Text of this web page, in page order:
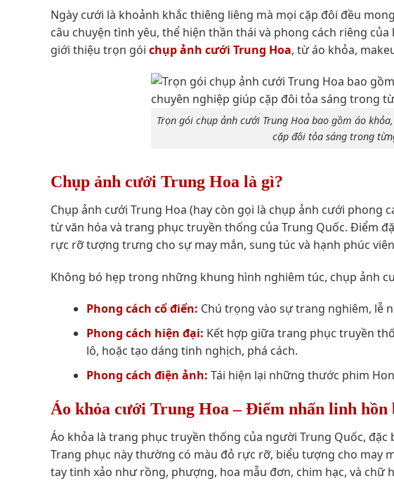
Ngày cưới là khoảnh khắc thiêng liêng mà mọi cặp đôi đều
câu chuyện tình yêu, thể hiện thần thái và phong cách riêng của
giới thiệu trọn gói chụp ảnh cưới Trung Hoa, từ áo khỏa,
Trọn gói chụp ảnh cưới Trung Hoa bao gồm áo
cặp đôi tỏa sáng trong
Chụp ảnh cưới Trung Hoa là gì?
Chụp ảnh cưới Trung Hoa (hay còn gọi là chụp ảnh cưới phong
từ văn hóa và trang phục truyền thống của Trung Quốc. Điểm
rực rỡ tượng trưng cho sự may mắn, sung túc và hạnh phúc
Không bó hẹp trong những khung hình nghiêm túc, chụp ảnh
Phong cách cổ điển: Chú trọng vào sự trang nghiêm, lễ
Phong cách hiện đại: Kết hợp giữa trang phục truyền
lô, hoặc tạo dáng tinh nghịch, phá cách.
Phong cách điện ảnh: Tái hiện lại những thước phim
Áo khỏa cưới Trung Hoa – Điểm nhấn linh hồn
Áo khỏa là trang phục truyền thống của người Trung Quốc,
Trang phục này thường có màu đỏ rực rỡ, biểu tượng cho may
tay tinh xảo như rồng, phượng, hoa mẫu đơn, chim hạc, và chữ